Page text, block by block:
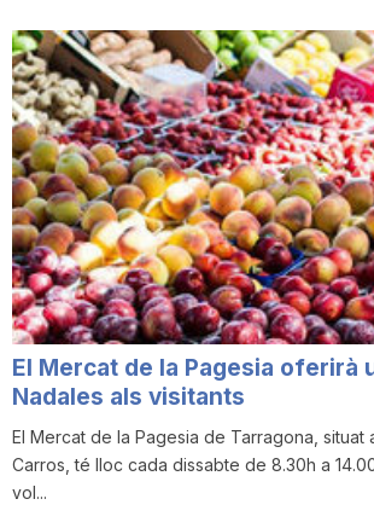
El Mercat de la Pagesia oferirà
Nadales als visitants
El Mercat de la Pagesia de Tarragona, situat
Carros, té lloc cada dissabte de 8.30h a
vol...